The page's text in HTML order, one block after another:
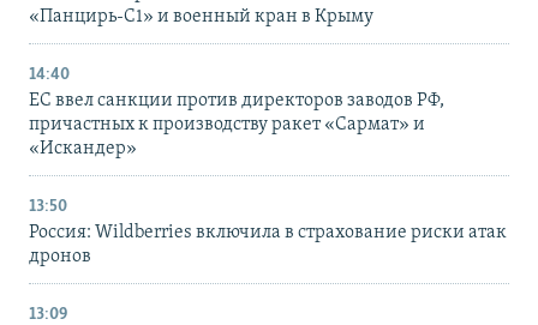
«Панцирь-С1» и военный кран в Крыму
14:40
ЕС ввел санкции против директоров заводов РФ,
причастных к производству ракет «Сармат» и
«Искандер»
13:50
Россия: Wildberries включила в страхование риски атак
дронов
13:09